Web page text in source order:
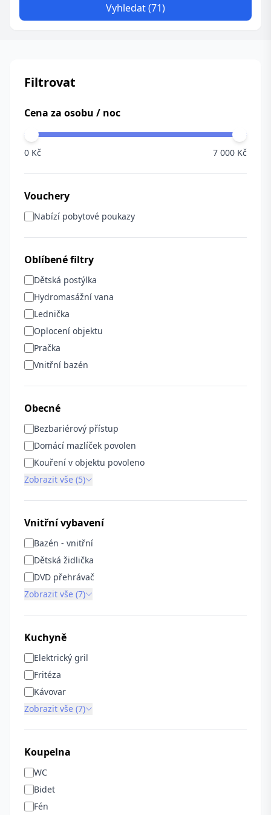
Vyhledat (71)
Filtrovat
Cena za osobu / noc
0 Kč 7 000 Kč
Vouchery
Nabízí pobytové poukazy
Oblíbené filtry
Dětská postýlka
Hydromasážní vana
Lednička
Oplocení objektu
Pračka
Vnitřní bazén
Obecné
Bezbariérový přístup
Domácí mazlíček povolen
Kouření v objektu povoleno
Zobrazit vše (5)
Vnitřní vybavení
Bazén - vnitřní
Dětská židlička
DVD přehrávač
Zobrazit vše (7)
Kuchyně
Elektrický gril
Fritéza
Kávovar
Zobrazit vše (7)
Koupelna
WC
Bidet
Fén